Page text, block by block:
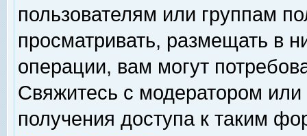
пользователям или группам
просматривать, размещать в
операции, вам могут
Свяжитесь с модератором
получения доступа к таким